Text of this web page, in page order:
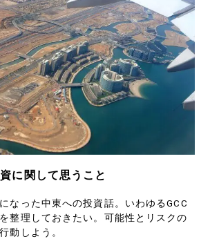
に関して思うこと
なった中東への投資話。いわゆるGCC
整理しておきたい。可能性とリスクの
動しよう。